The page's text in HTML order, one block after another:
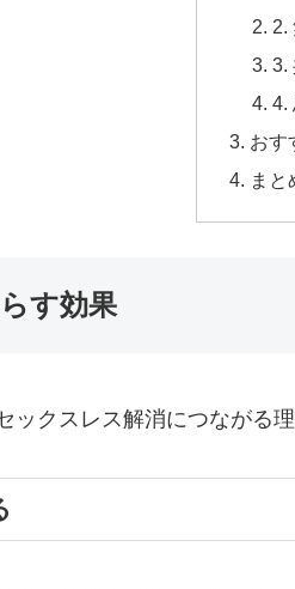
2.
3.
4.
おす
まと
す効果
ックスレス解消につながる